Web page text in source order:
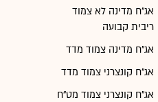
אג"ח מדינה לא צמוד
ריבית קבועה
אג"ח מדינה צמוד מדד
אג"ח קונצרני צמוד מדד
אג"ח קונצרני צמוד מט"ח